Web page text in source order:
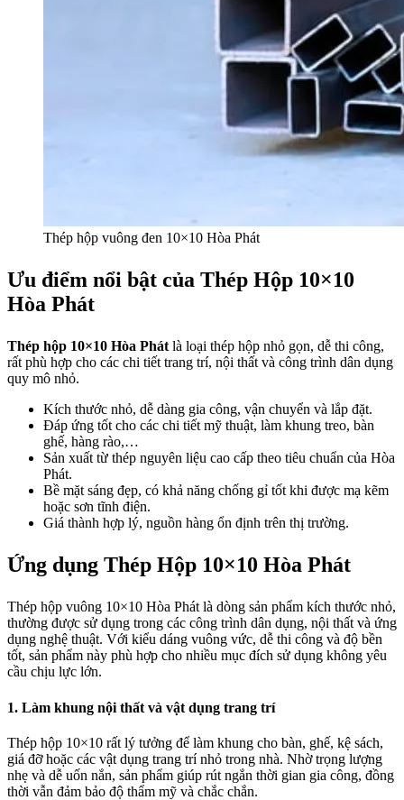
Thép hộp vuông đen 10×10 Hòa Phát
Ưu điểm nổi bật của Thép Hộp 10×10
Hòa Phát
Thép hộp 10×10 Hòa Phát là loại thép hộp nhỏ gọn, dễ thi công,
rất phù hợp cho các chi tiết trang trí, nội thất và công trình dân dụng
quy mô nhỏ.
Kích thước nhỏ, dễ dàng gia công, vận chuyển và lắp đặt.
Đáp ứng tốt cho các chi tiết mỹ thuật, làm khung treo, bàn
ghế, hàng rào,…
Sản xuất từ thép nguyên liệu cao cấp theo tiêu chuẩn của Hòa
Phát.
Bề mặt sáng đẹp, có khả năng chống gỉ tốt khi được mạ kẽm
hoặc sơn tĩnh điện.
Giá thành hợp lý, nguồn hàng ổn định trên thị trường.
Ứng dụng Thép Hộp 10×10 Hòa Phát
Thép hộp vuông 10×10 Hòa Phát là dòng sản phẩm kích thước nhỏ,
thường được sử dụng trong các công trình dân dụng, nội thất và ứng
dụng nghệ thuật. Với kiểu dáng vuông vức, dễ thi công và độ bền
tốt, sản phẩm này phù hợp cho nhiều mục đích sử dụng không yêu
cầu chịu lực lớn.
1. Làm khung nội thất và vật dụng trang trí
Thép hộp 10×10 rất lý tưởng để làm khung cho bàn, ghế, kệ sách,
giá đỡ hoặc các vật dụng trang trí nhỏ trong nhà. Nhờ trọng lượng
nhẹ và dễ uốn nắn, sản phẩm giúp rút ngắn thời gian gia công, đồng
thời vẫn đảm bảo độ thẩm mỹ và chắc chắn.